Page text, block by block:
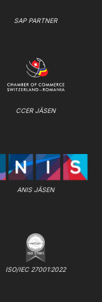
SAP PARTNER
CCER JÄSEN
ANIS JÄSEN
ISO/IEC 27001:2022